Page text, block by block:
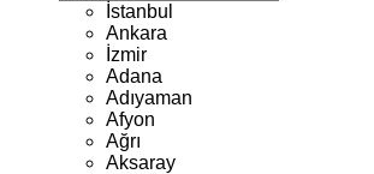
İstanbul
Ankara
İzmir
Adana
Adıyaman
Afyon
Ağrı
Aksaray